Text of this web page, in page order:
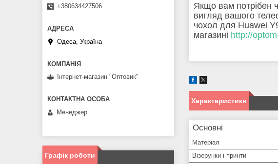
Якщо вам потрібен
вигляд вашого
чохол для Huawei
магазині http://
Характеристики
Основні
Матеріал
Візерунки і принти
+380634427506
Одеса, Україна
Інтернет-магазин "Оптовик"
Менеджер
Графік роботи